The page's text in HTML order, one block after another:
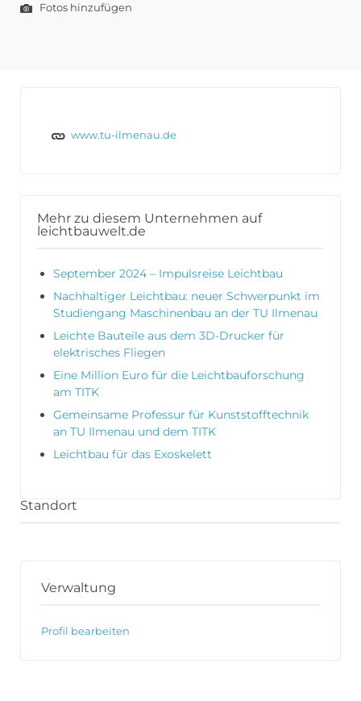
Fotos hinzufügen
www.tu-ilmenau.de
Mehr zu diesem Unternehmen auf
leichtbauwelt.de
September 2024 – Impulsreise Leichtbau
Nachhaltiger Leichtbau: neuer Schwerpunkt im
Studiengang Maschinenbau an der TU Ilmenau
Leichte Bauteile aus dem 3D-Drucker für
elektrisches Fliegen
Eine Million Euro für die Leichtbauforschung
am TITK
Gemeinsame Professur für Kunststofftechnik
an TU Ilmenau und dem TITK
Leichtbau für das Exoskelett
Standort
Verwaltung
Profil bearbeiten